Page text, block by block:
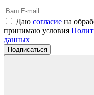
Даю согласие на
принимаю условия
данных
Подписаться